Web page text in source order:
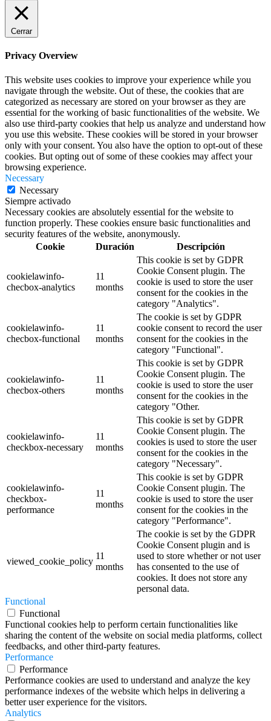
Cerrar
Privacy Overview
This website uses cookies to improve your experience while you
navigate through the website. Out of these, the cookies that are
categorized as necessary are stored on your browser as they are
essential for the working of basic functionalities of the website. We
also use third-party cookies that help us analyze and understand how
you use this website. These cookies will be stored in your browser
only with your consent. You also have the option to opt-out of these
cookies. But opting out of some of these cookies may affect your
browsing experience.
Necessary
Necessary
Siempre activado
Necessary cookies are absolutely essential for the website to
function properly. These cookies ensure basic functionalities and
security features of the website, anonymously.
Cookie
Duración Descripción
cookielawinfo-
checbox-analytics
11
months
This cookie is set by GDPR
Cookie Consent plugin. The
cookie is used to store the user
consent for the cookies in the
category "Analytics".
cookielawinfo-
checbox-functional
11
months
The cookie is set by GDPR
cookie consent to record the user
consent for the cookies in the
category "Functional".
cookielawinfo-
checbox-others
11
months
This cookie is set by GDPR
Cookie Consent plugin. The
cookie is used to store the user
consent for the cookies in the
category "Other.
cookielawinfo-
checkbox-necessary
11
months
This cookie is set by GDPR
Cookie Consent plugin. The
cookies is used to store the user
consent for the cookies in the
category "Necessary".
cookielawinfo-
checkbox-
performance
11
months
This cookie is set by GDPR
Cookie Consent plugin. The
cookie is used to store the user
consent for the cookies in the
category "Performance".
viewed_cookie_policy
11
months
The cookie is set by the GDPR
Cookie Consent plugin and is
used to store whether or not user
has consented to the use of
cookies. It does not store any
personal data.
Functional
Functional
Functional cookies help to perform certain functionalities like
sharing the content of the website on social media platforms, collect
feedbacks, and other third-party features.
Performance
Performance
Performance cookies are used to understand and analyze the key
performance indexes of the website which helps in delivering a
better user experience for the visitors.
Analytics